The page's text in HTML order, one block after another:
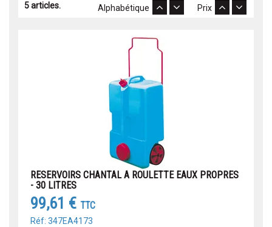
5 articles. Prix
Alphabétique
RESERVOIRS CHANTAL A ROULETTE EAUX PROPRES
- 30 LITRES
99,61 € TTC
Réf: 347EA4173